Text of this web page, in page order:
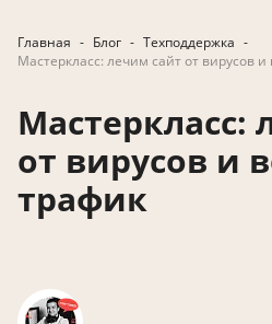
Главная - Блог - Техподдержка -
Мастеркласс: лечим сайт от вирусов
Мастеркласс:
от вирусов и
трафик